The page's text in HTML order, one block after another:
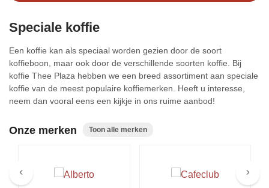
Voordeelverpakking
Onderhoud
Speciale koffie
Een koffie kan als speciaal worden gezien door de soort
koffieboon, maar ook door de verschillende soorten koffie. Bij
koffie Thee Plaza hebben we een breed assortiment aan speciale
koffie van de meest populaire koffiemerken. Heeft u interesse,
neem dan vooral eens een kijkje in ons ruime aanbod!
Onze merken Toon alle merken